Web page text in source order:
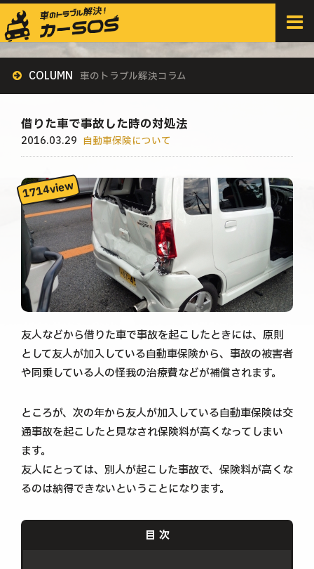
HOME > すべての記事 >
借りた車で事故した時の対処法
COLUMN 車のトラブル解決コラム
借りた車で事故した時の対処法
2016.03.29 自動車保険について
友人などから借りた車で事故を起こしたときには、原則
として友人が加入している自動車保険から、事故の被害者
や同乗している人の怪我の治療費などが補償されます。
ところが、次の年から友人が加入している自動車保険は交
通事故を起こしたと見なされ保険料が高くなってしまい
ます。
友人にとっては、別人が起こした事故で、保険料が高くな
るのは納得できないということになります。